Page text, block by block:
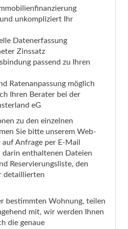
unkompliziert Ihr
Datenerfassung
Zinssatz
passend zu Ihren
Ratenanpassung möglich
Ihren Berater bei der
eG
zu den einzelnen
Sie bitte unserem Web-
Anfrage per E-Mail
enthaltenen Dateien
Reservierungsliste, den
detaillierten
bestimmten Wohnung, teilen
mit, wir werden Ihnen
die genaue